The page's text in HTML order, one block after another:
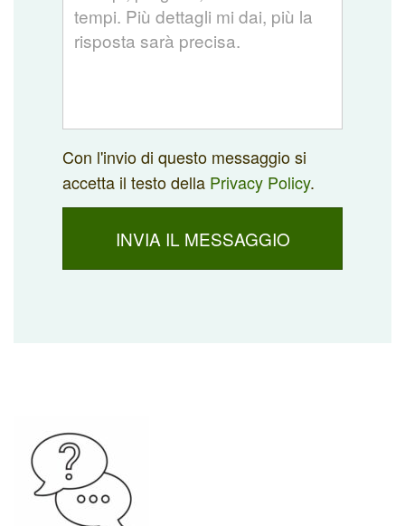
Con l'invio di questo messaggio si
accetta il testo della Privacy Policy.
INVIA IL MESSAGGIO